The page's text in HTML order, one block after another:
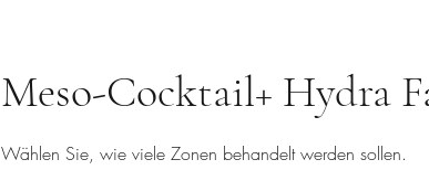
Meso-Cocktail+ Hydra
Wählen Sie, wie viele Zonen behandelt werden sollen.